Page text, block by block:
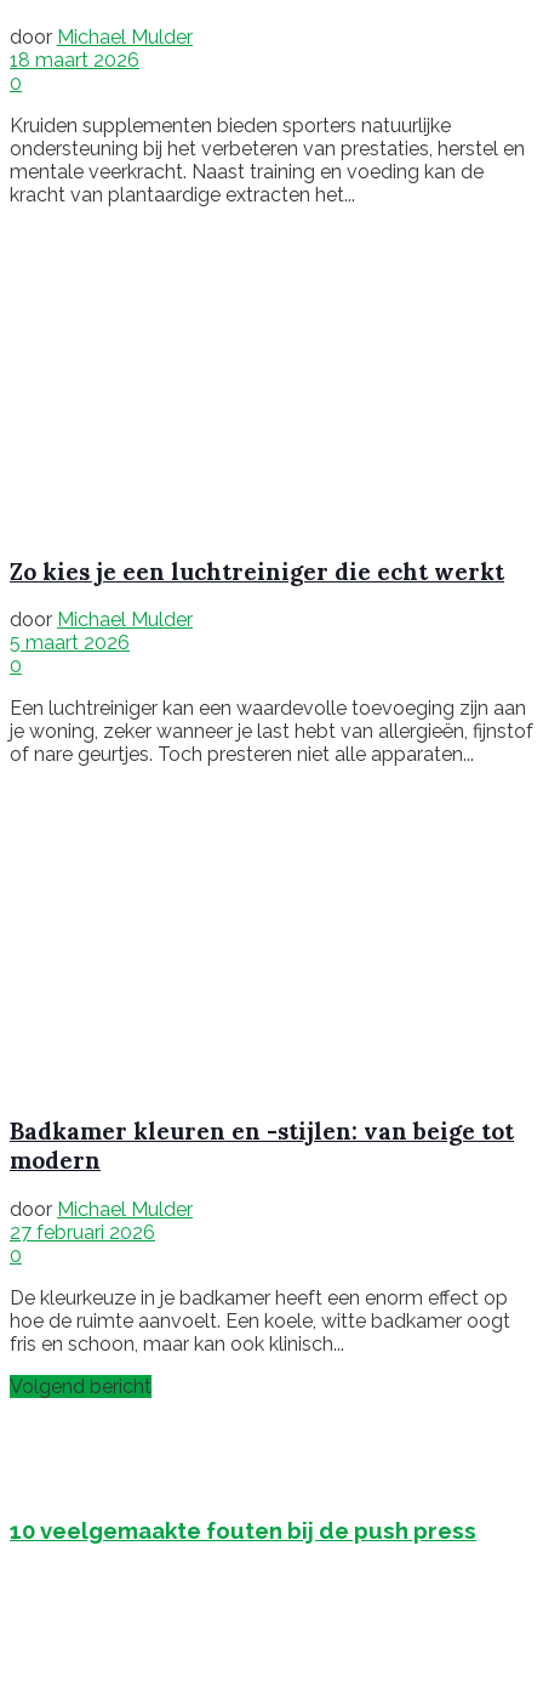
door Michael Mulder
18 maart 2026
0
Kruiden supplementen bieden sporters natuurlijke
ondersteuning bij het verbeteren van prestaties, herstel en
mentale veerkracht. Naast training en voeding kan de
kracht van plantaardige extracten het...
Zo kies je een luchtreiniger die echt werkt
door Michael Mulder
5 maart 2026
0
Een luchtreiniger kan een waardevolle toevoeging zijn aan
je woning, zeker wanneer je last hebt van allergieën, fijnstof
of nare geurtjes. Toch presteren niet alle apparaten...
Badkamer kleuren en -stijlen: van beige tot
modern
door Michael Mulder
27 februari 2026
0
De kleurkeuze in je badkamer heeft een enorm effect op
hoe de ruimte aanvoelt. Een koele, witte badkamer oogt
fris en schoon, maar kan ook klinisch...
Volgend bericht
10 veelgemaakte fouten bij de push press